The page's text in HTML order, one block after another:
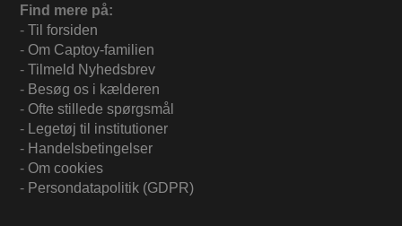
Find mere på:
- Til forsiden
- Om Captoy-familien
- Tilmeld Nyhedsbrev
- Besøg os i kælderen
- Ofte stillede spørgsmål
- Legetøj til institutioner
- Handelsbetingelser
- Om cookies
- Persondatapolitik (GDPR)